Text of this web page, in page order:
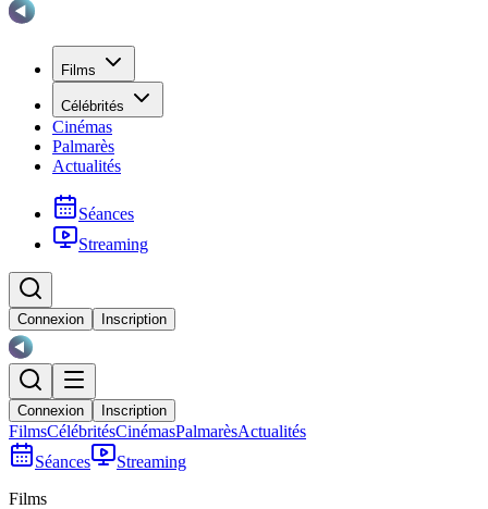
Films
Célébrités
Cinémas
Palmarès
Actualités
Séances
Streaming
Connexion Inscription
Connexion Inscription
FilmsCélébritésCinémasPalmarèsActualités
Séances
Streaming
Films